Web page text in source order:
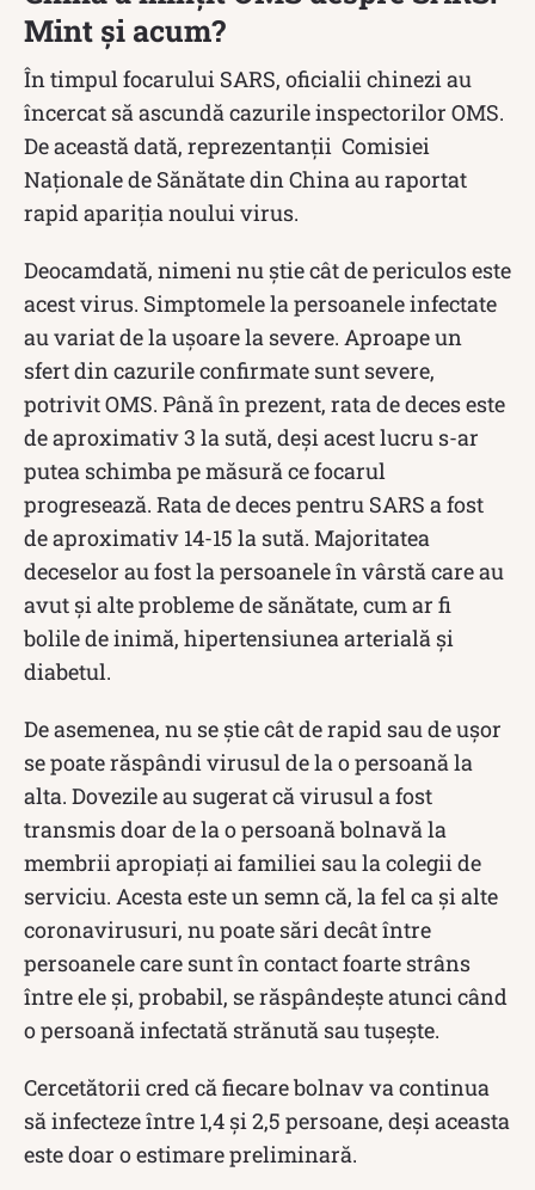
Mint și acum?
În timpul focarului SARS, oficialii chinezi au
încercat să ascundă cazurile inspectorilor OMS.
De această dată, reprezentanții Comisiei
Naţionale de Sănătate din China au raportat
rapid apariția noului virus.
Deocamdată, nimeni nu știe cât de periculos este
acest virus. Simptomele la persoanele infectate
au variat de la ușoare la severe. Aproape un
sfert din cazurile confirmate sunt severe,
potrivit OMS. Până în prezent, rata de deces este
de aproximativ 3 la sută, deși acest lucru s-ar
putea schimba pe măsură ce focarul
progresează. Rata de deces pentru SARS a fost
de aproximativ 14-15 la sută. Majoritatea
deceselor au fost la persoanele în vârstă care au
avut și alte probleme de sănătate, cum ar fi
bolile de inimă, hipertensiunea arterială și
diabetul.
De asemenea, nu se știe cât de rapid sau de ușor
se poate răspândi virusul de la o persoană la
alta. Dovezile au sugerat că virusul a fost
transmis doar de la o persoană bolnavă la
membrii apropiați ai familiei sau la colegii de
serviciu. Acesta este un semn că, la fel ca și alte
coronavirusuri, nu poate sări decât între
persoanele care sunt în contact foarte strâns
între ele și, probabil, se răspândește atunci când
o persoană infectată strănută sau tușește.
Cercetătorii cred că fiecare bolnav va continua
să infecteze între 1,4 și 2,5 persoane, deși aceasta
este doar o estimare preliminară.